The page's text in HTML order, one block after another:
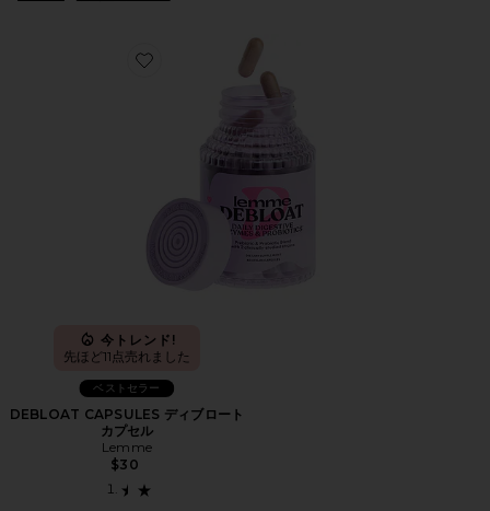
Favorite DEBLOAT CAPSULES ディブロートカプセル
今トレンド!
先ほど11点売れました
ベストセラー
DEBLOAT CAPSULES ディブロート
カプセル
Lemme
$30